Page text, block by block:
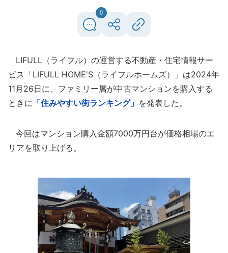
0
LIFULL（ライフル）の運営する不動産・住宅情報サー
ビス「LIFULL HOME'S（ライフルホームズ）」は2024年
11月26日に、ファミリー層が中古マンションを購入する
ときに 「住みやすい街ランキング」 を発表した。
今回はマンション購入金額7000万円台が価格相場のエ
リアを取り上げる。